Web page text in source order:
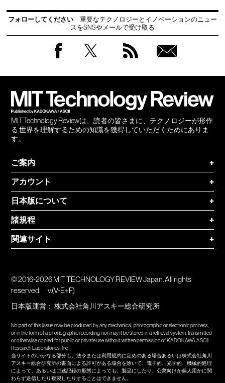
フォローしてください
重要なテクノロジーとイノベーションのニュー
スをSNSやメールで受け取る
MIT Technology Reviewは、読者の皆さまに、テクノロジーが形作
る 世界を理解するための知識を獲得していただくためにありま
す。
ご案内
+
アカウント
+
日本版について
+
諸規程
+
関連サイト
+
© 2016-2026 MIT TECHNOLOGY REVIEW Japan. All rights
reserved.
v.(V-E+F)
日本版運営：株式会社角川アスキー総合研究所
No part of this issue may be produced by any mechanical, photographic or electronic process,
or in the form of a phonographic recording, nor may it be stored in a retrieval system, transmitted
or otherwise copied for public or private use without written permission of KADOKAWA ASCII
Research Laboratories, Inc.
当サイトのいかなる部分も、法令または利用規約に定めのある場合あるいは株式会社角川
アスキー総合研究所の書面による許可がある場合を除いて、電子的、光学的、機械的処理
によって、あるいは口述記録の形態によっても、製品にしたり、公衆向けか個人用かに関
わらず送信したり複製したりすることはできません。